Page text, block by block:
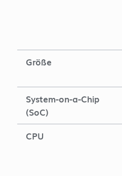
Größe
System-on-a-Chip
(SoC)
CPU